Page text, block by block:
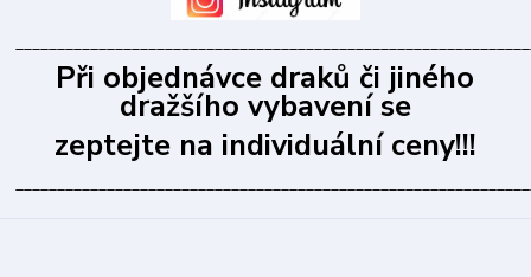
Při objednávce draků či jiného
dražšího vybavení se
zeptejte na individuální ceny!!!